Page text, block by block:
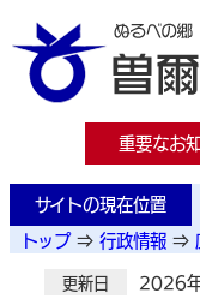
重要なお
サイトの現在位置
トップ ⇒ 行政情報 ⇒
更新日 2026